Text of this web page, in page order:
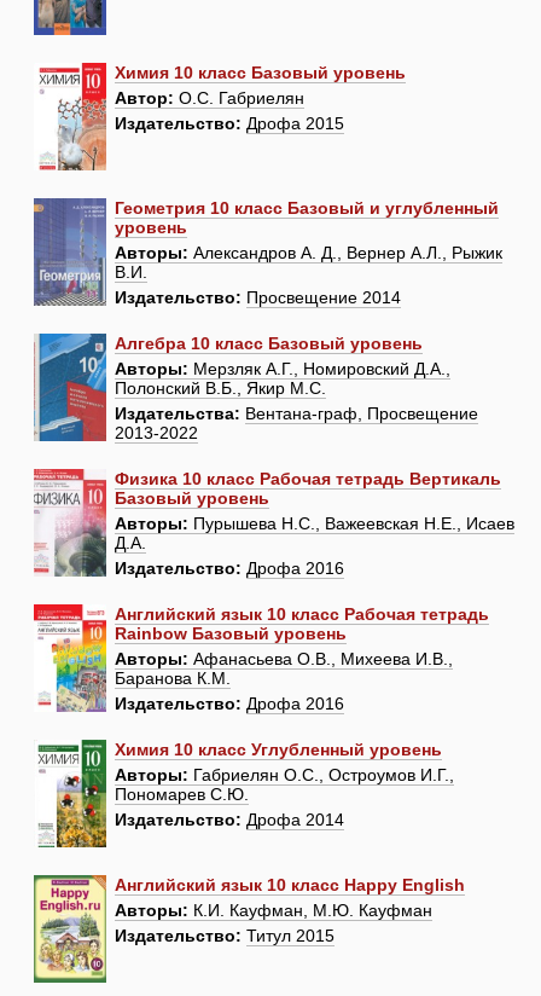
Химия 10 класс Базовый уровень
Автор: О.С. Габриелян
Издательство: Дрофа 2015
Геометрия 10 класс Базовый и углубленный
уровень
Авторы: Александров А. Д., Вернер А.Л., Рыжик
В.И.
Издательство: Просвещение 2014
Алгебра 10 класс Базовый уровень
Авторы: Мерзляк А.Г., Номировский Д.А.,
Полонский В.Б., Якир М.С.
Издательства: Вентана-граф, Просвещение
2013-2022
Физика 10 класс Рабочая тетрадь Вертикаль
Базовый уровень
Авторы: Пурышева Н.С., Важеевская Н.Е., Исаев
Д.А.
Издательство: Дрофа 2016
Английский язык 10 класс Рабочая тетрадь
Rainbow Базовый уровень
Авторы: Афанасьева О.В., Михеева И.В.,
Баранова К.М.
Издательство: Дрофа 2016
Химия 10 класс Углубленный уровень
Авторы: Габриелян О.С., Остроумов И.Г.,
Пономарев С.Ю.
Издательство: Дрофа 2014
Английский язык 10 класс Happy English
Авторы: К.И. Кауфман, М.Ю. Кауфман
Издательство: Титул 2015